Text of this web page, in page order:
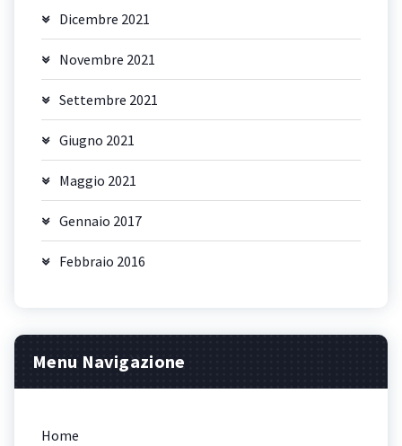
Dicembre 2021
Novembre 2021
Settembre 2021
Giugno 2021
Maggio 2021
Gennaio 2017
Febbraio 2016
Menu Navigazione
Home